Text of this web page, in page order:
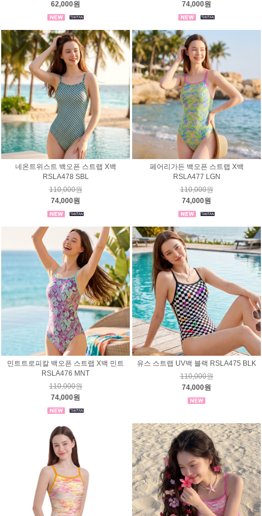
62,000원 74,000원
네온트위스트 백오픈 스트랩 X백
RSLA478 SBL
110,000원
74,000원
페어리가든 백오픈 스트랩 X백
RSLA477 LGN
110,000원
74,000원
민트트로피칼 백오픈 스트랩 X백 민트
RSLA476 MNT
110,000원
74,000원
유스 스트랩 UV백 블랙 RSLA475 BLK
110,000원
74,000원